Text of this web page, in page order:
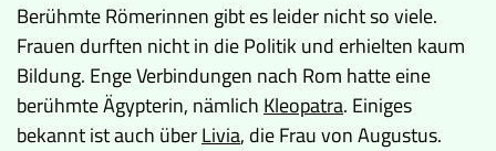
Berühmte Römerinnen gibt es leider nicht so viele.
Frauen durften nicht in die Politik und erhielten kaum
Bildung. Enge Verbindungen nach Rom hatte eine
berühmte Ägypterin, nämlich Kleopatra. Einiges
bekannt ist auch überLivia, die Frau von Augustus.